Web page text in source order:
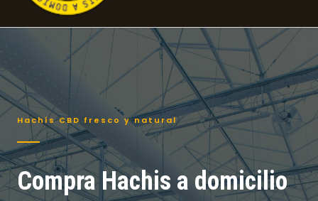
Hachís CBD fresco y natural
Compra Hachis a domicilio